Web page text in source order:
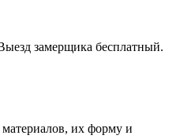
замерщика бесплатный.
материалов, их форму и